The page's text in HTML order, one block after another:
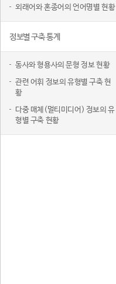
외래어와 혼종어의 언어명별 현황
정보별 구축 통계
동사와 형용사의 문형 정보 현황
관련 어휘 정보의 유형별 구축 현
황
다중 매체(멀티미디어) 정보의 유
형별 구축 현황